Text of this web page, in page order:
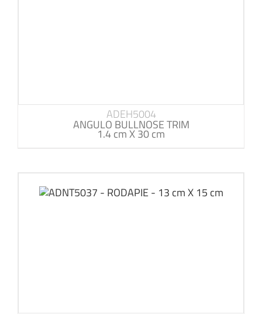
ADEH5004
ANGULO BULLNOSE TRIM
1.4 cm X 30 cm